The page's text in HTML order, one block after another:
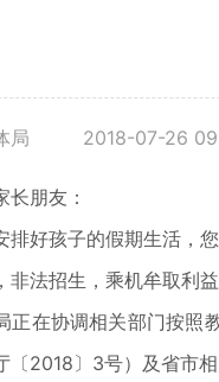
局 2018-07-26
长朋友：
排好孩子的假期生活，
非法招生，乘机牟取利
正在协调相关部门按照
〔2018〕3号）及省市